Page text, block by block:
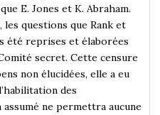
E. Jones et K. Abraham.
les questions que Rank et
été reprises et élaborées
secret. Cette censure
non élucidées, elle a eu
des
ne permettra aucune